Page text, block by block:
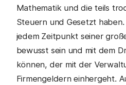
Mathematik und die teils
Steuern und Gesetzt haben.
jedem Zeitpunkt seiner
bewusst sein und mit dem
können, der mit der
Firmengeldern einhergeht.